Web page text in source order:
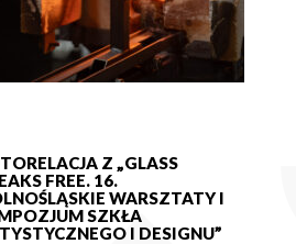
Z „GLASS
FREE. 16.
WARSZTATY I
SZKŁA
I DESIGNU”